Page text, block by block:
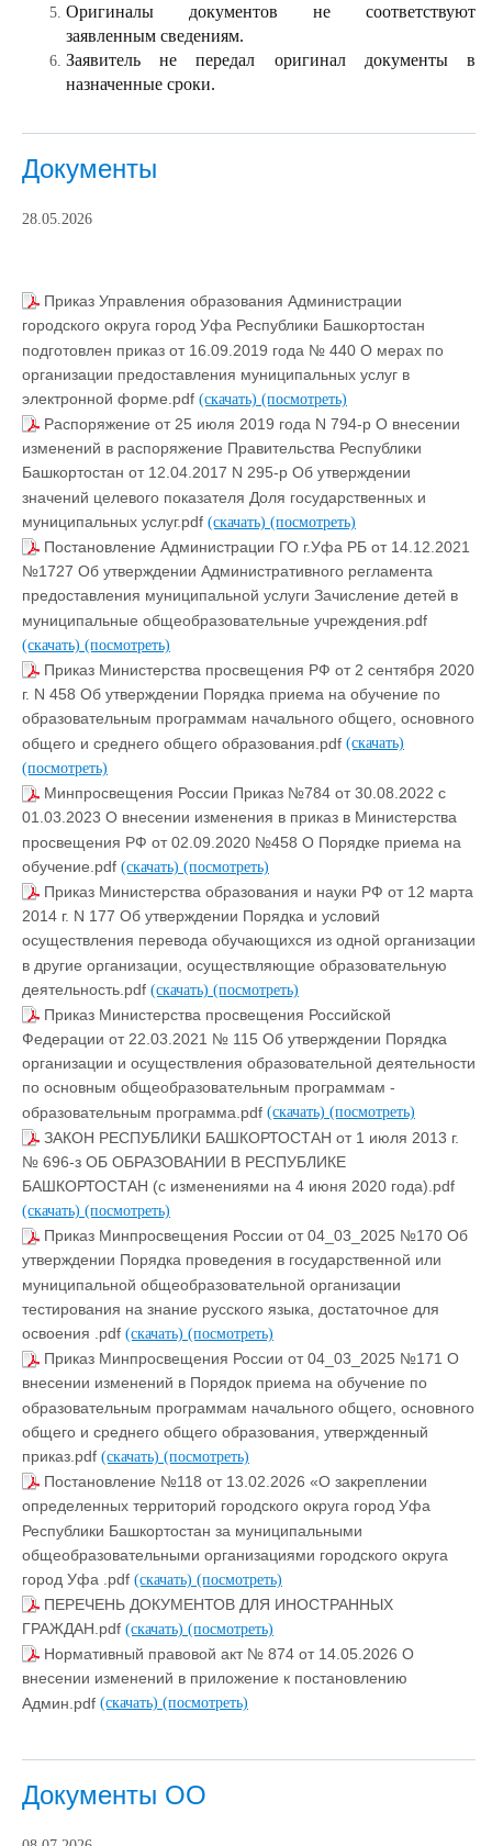
Оригиналы документов не соответствуют
заявленным сведениям.
Заявитель не передал оригинал документы в
назначенные сроки.
Документы
28.05.2026
Приказ Управления образования Администрации
городского округа город Уфа Республики Башкортостан
подготовлен приказ от 16.09.2019 года № 440 О мерах по
организации предоставления муниципальных услуг в
электронной форме.pdf (скачать) (посмотреть)
Распоряжение от 25 июля 2019 года N 794-р О внесении
изменений в распоряжение Правительства Республики
Башкортостан от 12.04.2017 N 295-р Об утверждении
значений целевого показателя Доля государственных и
муниципальных услуг.pdf (скачать) (посмотреть)
Постановление Администрации ГО г.Уфа РБ от 14.12.2021
№1727 Об утверждении Административного регламента
предоставления муниципальной услуги Зачисление детей в
муниципальные общеобразовательные учреждения.pdf
(скачать) (посмотреть)
Приказ Министерства просвещения РФ от 2 сентября 2020
г. N 458 Об утверждении Порядка приема на обучение по
образовательным программам начального общего, основного
общего и среднего общего образования.pdf (скачать)
(посмотреть)
Минпросвещения России Приказ №784 от 30.08.2022 с
01.03.2023 О внесении изменения в приказ в Министерства
просвещения РФ от 02.09.2020 №458 О Порядке приема на
обучение.pdf (скачать) (посмотреть)
Приказ Министерства образования и науки РФ от 12 марта
2014 г. N 177 Об утверждении Порядка и условий
осуществления перевода обучающихся из одной организации
в другие организации, осуществляющие образовательную
деятельность.pdf (скачать) (посмотреть)
Приказ Министерства просвещения Российской
Федерации от 22.03.2021 № 115 Об утверждении Порядка
организации и осуществления образовательной деятельности
по основным общеобразовательным программам -
образовательным программа.pdf (скачать) (посмотреть)
ЗАКОН РЕСПУБЛИКИ БАШКОРТОСТАН от 1 июля 2013 г.
№ 696-з ОБ ОБРАЗОВАНИИ В РЕСПУБЛИКЕ
БАШКОРТОСТАН (с изменениями на 4 июня 2020 года).pdf
(скачать) (посмотреть)
Приказ Минпросвещения России от 04_03_2025 №170 Об
утверждении Порядка проведения в государственной или
муниципальной общеобразовательной организации
тестирования на знание русского языка, достаточное для
освоения .pdf (скачать) (посмотреть)
Приказ Минпросвещения России от 04_03_2025 №171 О
внесении изменений в Порядок приема на обучение по
образовательным программам начального общего, основного
общего и среднего общего образования, утвержденный
приказ.pdf (скачать) (посмотреть)
Постановление №118 от 13.02.2026 «О закреплении
определенных территорий городского округа город Уфа
Республики Башкортостан за муниципальными
общеобразовательными организациями городского округа
город Уфа .pdf (скачать) (посмотреть)
ПЕРЕЧЕНЬ ДОКУМЕНТОВ ДЛЯ ИНОСТРАННЫХ
ГРАЖДАН.pdf (скачать) (посмотреть)
Нормативный правовой акт № 874 от 14.05.2026 О
внесении изменений в приложение к постановлению
Админ.pdf (скачать) (посмотреть)
Документы ОО